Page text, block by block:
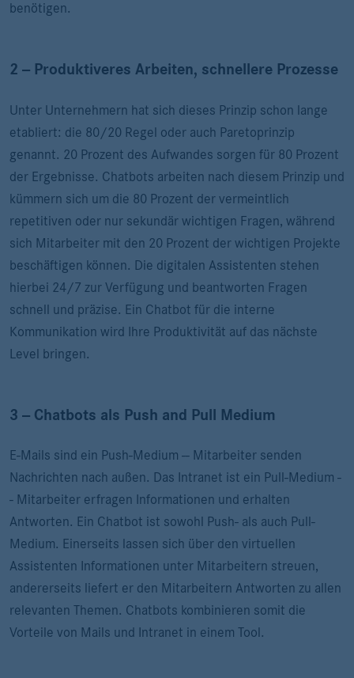
benötigen.
2 -- Produktiveres Arbeiten, schnellere Prozesse
Unter Unternehmern hat sich dieses Prinzip schon lange
etabliert: die 80/20 Regel oder auch Paretoprinzip
genannt. 20 Prozent des Aufwandes sorgen für 80 Prozent
der Ergebnisse. Chatbots arbeiten nach diesem Prinzip und
kümmern sich um die 80 Prozent der vermeintlich
repetitiven oder nur sekundär wichtigen Fragen, während
sich Mitarbeiter mit den 20 Prozent der wichtigen Projekte
beschäftigen können. Die digitalen Assistenten stehen
hierbei 24/7 zur Verfügung und beantworten Fragen
schnell und präzise. Ein Chatbot für die interne
Kommunikation wird Ihre Produktivität auf das nächste
Level bringen.
3 -- Chatbots als Push and Pull Medium
E-Mails sind ein Push-Medium -- Mitarbeiter senden
Nachrichten nach außen. Das Intranet ist ein Pull-Medium -
- Mitarbeiter erfragen Informationen und erhalten
Antworten. Ein Chatbot ist sowohl Push- als auch Pull-
Medium. Einerseits lassen sich über den virtuellen
Assistenten Informationen unter Mitarbeitern streuen,
andererseits liefert er den Mitarbeitern Antworten zu allen
relevanten Themen. Chatbots kombinieren somit die
Vorteile von Mails und Intranet in einem Tool.